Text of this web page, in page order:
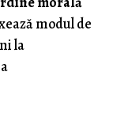
modul de
la